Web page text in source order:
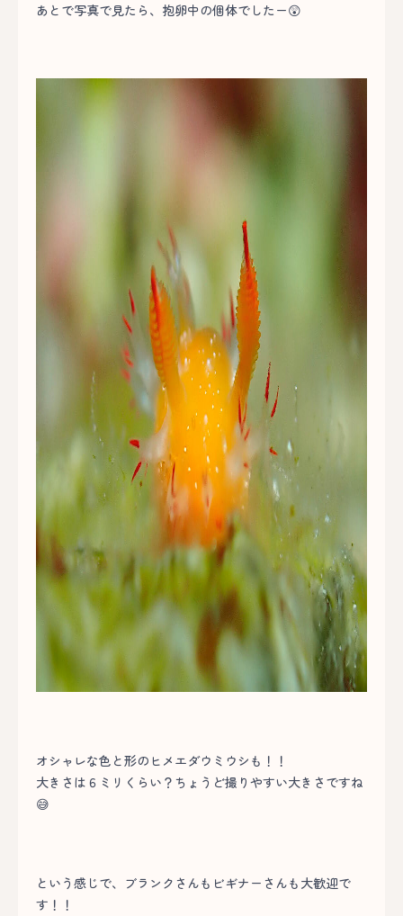
あとで写真で見たら、抱卵中の個体でしたー😲
オシャレな色と形のヒメエダウミウシも！！
大きさは６ミリくらい？ちょうど撮りやすい大きさですね
😅
という感じで、ブランクさんもビギナーさんも大歓迎で
す！！